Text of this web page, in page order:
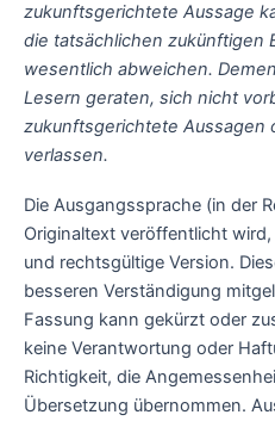
zukunftsgerichtete Aussage
die tatsächlichen zukünftigen
wesentlich abweichen.
Lesern geraten, sich nicht
zukunftsgerichtete Aussagen
verlassen.
Die Ausgangssprache (in der
Originaltext veröffentlicht
und rechtsgültige Version.
besseren Verständigung
Fassung kann gekürzt oder
keine Verantwortung oder
Richtigkeit, die
Übersetzung übernommen.